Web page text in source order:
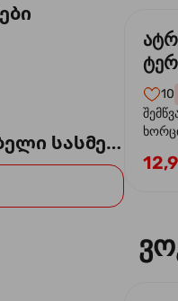
სასმელი
10
და